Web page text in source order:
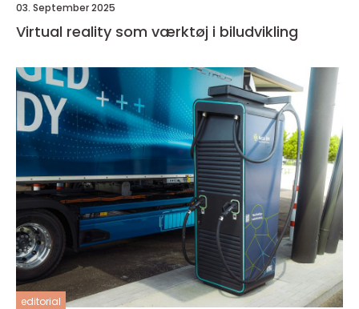
03. September 2025
Virtual reality som værktøj i biludvikling
editorial